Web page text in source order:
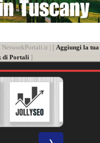
NetworkPortali.it | [Aggiungi la tua
di Portali]